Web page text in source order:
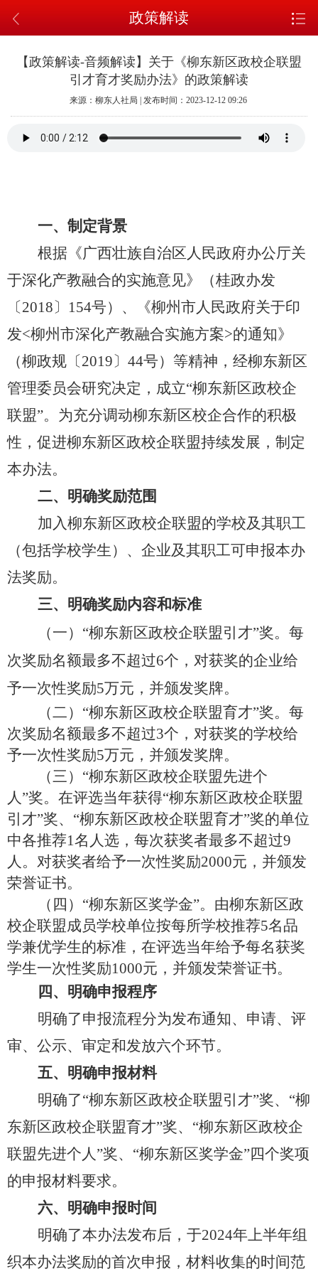
政策解读
【政策解读-音频解读】关于《柳东新区政校企联盟
引才育才奖励办法》的政策解读
来源：柳东人社局 | 发布时间：2023-12-12 09:26
一、制定背景
根据《广西壮族自治区人民政府办公厅关
于深化产教融合的实施意见》（桂政办发
〔2018〕154号）、《柳州市人民政府关于印
发<柳州市深化产教融合实施方案>的通知》
（柳政规〔2019〕44号）等精神，经柳东新区
管理委员会研究决定，成立“柳东新区政校企
联盟”。为充分调动柳东新区校企合作的积极
性，促进柳东新区政校企联盟持续发展，制定
本办法。
二、明确奖励范围
加入柳东新区政校企联盟的学校及其职工
（包括学校学生）、企业及其职工可申报本办
法奖励。
三、明确奖励内容和标准
（一）“柳东新区政校企联盟引才”奖。每
次奖励名额最多不超过6个，对获奖的企业给
予一次性奖励5万元，并颁发奖牌。
（二）“柳东新区政校企联盟育才”奖。每
次奖励名额最多不超过3个，对获奖的学校给
予一次性奖励5万元，并颁发奖牌。
（三）“柳东新区政校企联盟先进个
人”奖。在评选当年获得“柳东新区政校企联盟
引才”奖、“柳东新区政校企联盟育才”奖的单位
中各推荐1名人选，每次获奖者最多不超过9
人。对获奖者给予一次性奖励2000元，并颁发
荣誉证书。
（四）“柳东新区奖学金”。由柳东新区政
校企联盟成员学校单位按每所学校推荐5名品
学兼优学生的标准，在评选当年给予每名获奖
学生一次性奖励1000元，并颁发荣誉证书。
四、明确申报程序
明确了申报流程分为发布通知、申请、评
审、公示、审定和发放六个环节。
五、明确申报材料
明确了“柳东新区政校企联盟引才”奖、 “柳
东新区政校企联盟育才”奖、“柳东新区政校企
联盟先进个人”奖、“柳东新区奖学金”四个奖项
的申报材料要求。
六、明确申报时间
明确了本办法发布后，于2024年上半年组
织本办法奖励的首次申报，材料收集的时间范